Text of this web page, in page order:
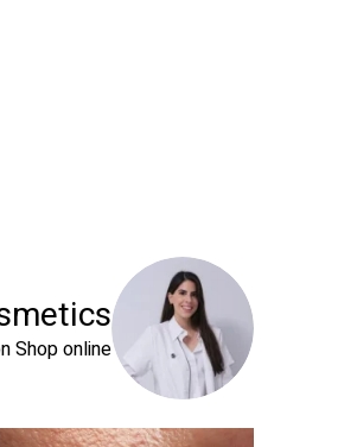
Shop online⬇️
טיפול פנים נכון הוא הרבה מעבר